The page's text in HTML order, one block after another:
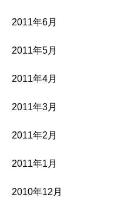
2011年6月
2011年5月
2011年4月
2011年3月
2011年2月
2011年1月
2010年12月